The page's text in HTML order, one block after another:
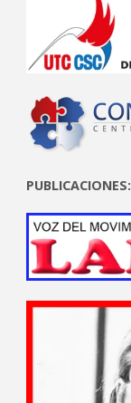
PUBLICACIONES: